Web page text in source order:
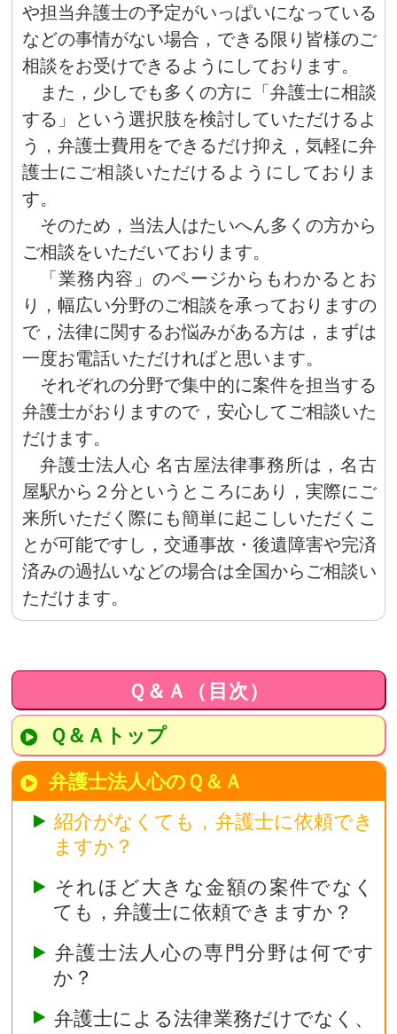
や担当弁護士の予定がいっぱいになっている
などの事情がない場合，できる限り皆様のご
相談をお受けできるようにしております。
また，少しでも多くの方に「弁護士に相談
する」という選択肢を検討していただけるよ
う，弁護士費用をできるだけ抑え，気軽に弁
護士にご相談いただけるようにしておりま
す。
そのため，当法人はたいへん多くの方から
ご相談をいただいております。
「業務内容」のページからもわかるとお
り，幅広い分野のご相談を承っておりますの
で，法律に関するお悩みがある方は，まずは
一度お電話いただければと思います。
それぞれの分野で集中的に案件を担当する
弁護士がおりますので，安心してご相談いた
だけます。
弁護士法人心 名古屋法律事務所は，名古
屋駅から２分というところにあり，実際にご
来所いただく際にも簡単に起こしいただくこ
とが可能ですし，交通事故・後遺障害や完済
済みの過払いなどの場合は全国からご相談い
ただけます。
Ｑ＆Ａ（目次）
Ｑ＆Ａトップ
弁護士法人心のＱ＆Ａ
紹介がなくても，弁護士に依頼でき
ますか？
それほど大きな金額の案件でなく
ても，弁護士に依頼できますか？
弁護士法人心の専門分野は何です
か？
弁護士による法律業務だけでなく、